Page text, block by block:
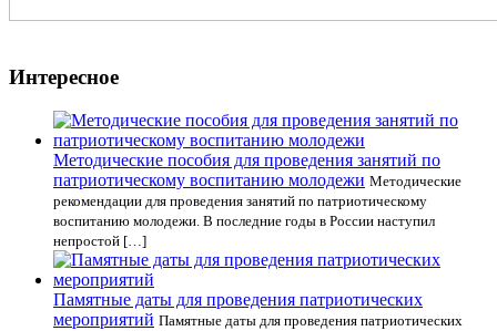
Интересное
Методические пособия для проведения занятий по
патриотическому воспитанию молодежи Методические
рекомендации для проведения занятий по патриотическому
воспитанию молодежи. В последние годы в России наступил
непростой […]
Памятные даты для проведения патриотических
мероприятий Памятные даты для проведения патриотических